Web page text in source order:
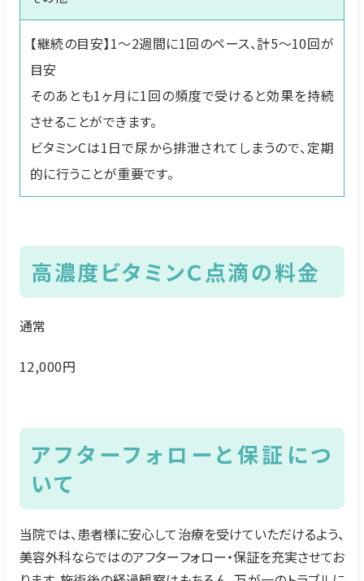
【継続の目安】1～2週間に1回のペース、計5～10回が
目安
そのあとも1ヶ月に1回の頻度で受けると効果を持続
させることができます。
ビタミンCは1日で尿から排泄されてしまうので、定期
的に行うことが重要です。
高濃度ビタミンＣ点滴の料金
通常
12,000円
アフターフォローと保証につ
いて
当院では、患者様に安心して治療を受けていただけるよう、
美容外科ならではのアフターフォロー・保証を充実させてお